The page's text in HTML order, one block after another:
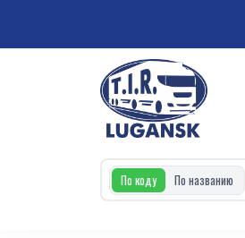
По коду По названию